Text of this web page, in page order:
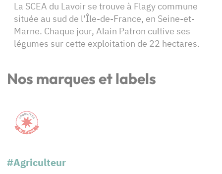
La SCEA du Lavoir se trouve à Flagy commune
située au sud de l’Île-de-France, en Seine-et-
Marne. Chaque jour, Alain Patron cultive ses
légumes sur cette exploitation de 22 hectares.
Nos marques et labels
#Agriculteur